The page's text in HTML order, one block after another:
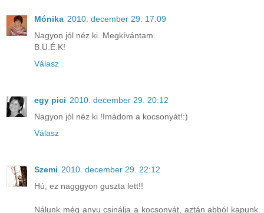
Mónika 2010. december 29. 17:09
Nagyon jól néz ki. Megkívántam.
B.U.É.K!
Válasz
egy pici 2010. december 29. 20:12
Nagyon jól néz ki !Imádom a kocsonyát!:)
Válasz
Szemi 2010. december 29. 22:12
Hú, ez nagggyon guszta lett!!
Nálunk még anyu csinálja a kocsonyát, aztán abból kapunk